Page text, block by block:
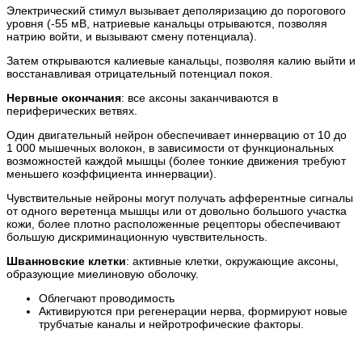
Электрический стимул вызывает деполяризацию до порогового
уровня (-55 мВ, натриевые канальцы отрываются, позволяя
натрию войти, и вызывают смену потенциала).
Затем открываются калиевые канальцы, позволяя калию выйти и
восстанавливая отрицательный потенциал покоя.
Нервные окончания: все аксоны заканчиваются в
периферических ветвях.
Один двигательный нейрон обеспечивает иннервацию от 10 до
1 000 мышечных волокон, в зависимости от функциональных
возможностей каждой мышцы (более тонкие движения требуют
меньшего коэффициента иннервации).
Чувствительные нейроны могут получать афферентные сигналы
от одного веретенца мышцы или от довольно большого участка
кожи, более плотно расположенные рецепторы обеспечивают
большую дискриминационную чувствительность.
Шванновские клетки: активные клетки, окружающие аксоны,
образующие миелиновую оболочку.
Облегчают проводимость
Активируются при регенерации нерва, формируют новые
трубчатые каналы и нейротрофические факторы.